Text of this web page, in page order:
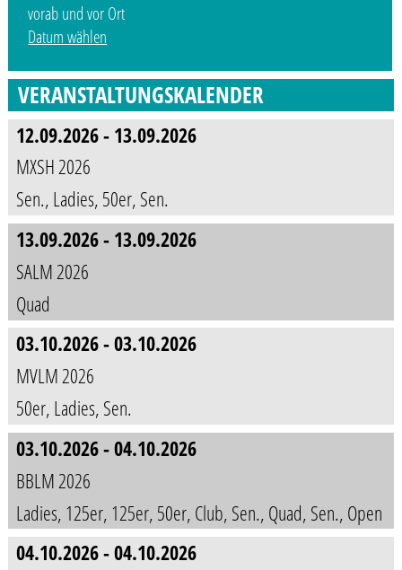
vorab und vor Ort
Datum wählen
VERANSTALTUNGSKALENDER
12.09.2026 - 13.09.2026
MXSH 2026
Sen.,Ladies, 50er, Sen.
13.09.2026 - 13.09.2026
SALM 2026
Quad
03.10.2026 - 03.10.2026
MVLM 2026
50er, Ladies, Sen.
03.10.2026 - 04.10.2026
BBLM 2026
Ladies, 125er, 125er, 50er, Club, Sen., Quad, Sen., Open
04.10.2026 - 04.10.2026